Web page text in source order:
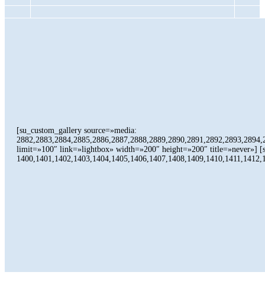
[su_custom_gallery source=»media:
limit=»100″ link=»lightbox» width=»200″ height=»200″ title=»never»]